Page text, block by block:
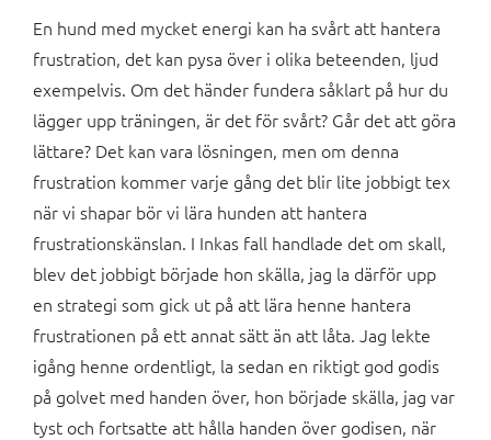
En hund med mycket energi kan ha svårt att hantera
frustration, det kan pysa över i olika beteenden, ljud
exempelvis. Om det händer fundera såklart på hur du
lägger upp träningen, är det för svårt? Går det att göra
lättare? Det kan vara lösningen, men om denna
frustration kommer varje gång det blir lite jobbigt tex
när vi shapar bör vi lära hunden att hantera
frustrationskänslan. I Inkas fall handlade det om skall,
blev det jobbigt började hon skälla, jag la därför upp
en strategi som gick ut på att lära henne hantera
frustrationen på ett annat sätt än att låta. Jag lekte
igång henne ordentligt, la sedan en riktigt god godis
på golvet med handen över, hon började skälla, jag var
tyst och fortsatte att hålla handen över godisen, när